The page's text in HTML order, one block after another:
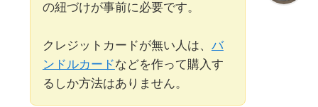
の紐づけが事前に必要です。
クレジットカードが無い人は、 バ
ンドルカードなどを作って購入す
るしか方法はありません。